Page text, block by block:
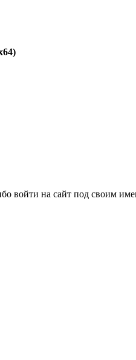
войти на сайт под своим